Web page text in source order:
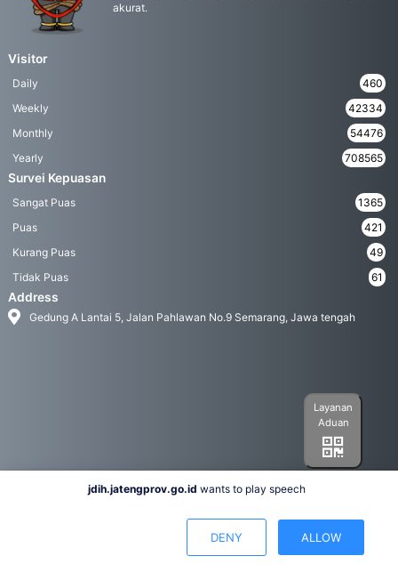
akurat.
Visitor
Daily
460
Weekly
42334
Monthly
54476
Yearly
708565
Survei Kepuasan
Sangat Puas
1365
Puas
421
Kurang Puas
49
Tidak Puas
61
Address
Gedung A Lantai 5, Jalan Pahlawan No.9 Semarang, Jawa tengah
Layanan
Aduan
Hak Cipta 2022© Biro Hukum Pemerintah Provinsi Jawa Tengah
jdih.jatengprov.go.id wants to play speech
DENY ALLOW